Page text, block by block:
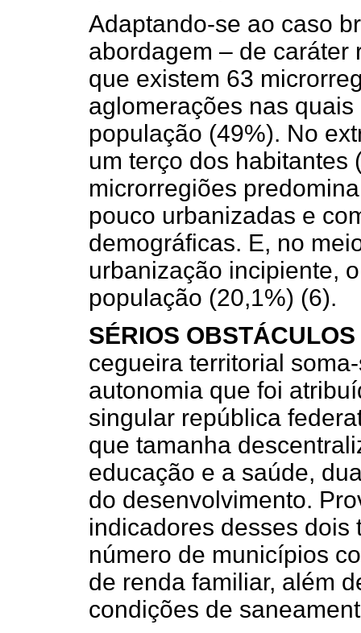
Adaptando-se ao caso
abordagem – de
que existem 63
aglomerações nas
população (49%). No
um terço dos habitantes
microrregiões
pouco urbanizadas e
demográficas. E, no
urbanização incipiente,
população (20,1%) (6).
SÉRIOS
cegueira territorial
autonomia que foi
singular república
que tamanha
educação e a saúde,
do desenvolvimento.
indicadores desses dois
número de municípios
de renda familiar, além
condições de